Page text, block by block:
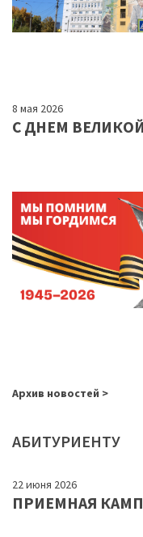
8 мая 2026
С ДНЕМ
Архив новостей >
АБИТУРИЕНТУ
22 июня 2026
ПРИЕМНАЯ